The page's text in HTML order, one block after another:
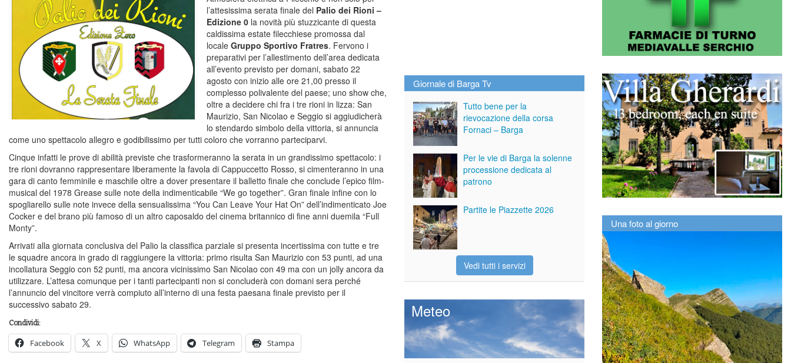
l’attesissima serata finale del Palio dei Rioni –
Edizione 0 la novità più stuzzicante di questa
caldissima estate filecchiese promossa dal
locale Gruppo Sportivo Fratres. Fervono i
preparativi per l’allestimento dell’area dedicata
all’evento previsto per domani, sabato 22
agosto con inizio alle ore 21,00 presso il
complesso polivalente del paese; uno show che,
oltre a decidere chi fra i tre rioni in lizza: San
Maurizio, San Nicolao e Seggio si aggiudicherà
lo stendardo simbolo della vittoria, si annuncia
come uno spettacolo allegro e godibilissimo per tutti coloro che vorranno parteciparvi.
Cinque infatti le prove di abilità previste che trasformeranno la serata in un grandissimo spettacolo: i
tre rioni dovranno rappresentare liberamente la favola di Cappuccetto Rosso, si cimenteranno in una
gara di canto femminile e maschile oltre a dover presentare il balletto finale che conclude l’epico film-
musical del 1978 Grease sulle note della indimenticabile “We go together”. Gran finale infine con lo
spogliarello sulle note invece della sensualissima “You Can Leave Your Hat On” dell’indimenticato Joe
Cocker e del brano più famoso di un altro caposaldo del cinema britannico di fine anni duemila “Full
Monty”.
Arrivati alla giornata conclusiva del Palio la classifica parziale si presenta incertissima con tutte e tre
le squadre ancora in grado di raggiungere la vittoria: primo risulta San Maurizio con 53 punti, ad una
incollatura Seggio con 52 punti, ma ancora vicinissimo San Nicolao con 49 ma con un jolly ancora da
utilizzare. L’attesa comunque per i tanti partecipanti non si concluderà con domani sera perché
l’annuncio del vincitore verrà compiuto all’interno di una festa paesana finale previsto per il
successivo sabato 29.
Condividi:
Facebook X WhatsApp Telegram Stampa
Giornale di Barga Tv
Tutto bene per la
rievocazione della corsa
Fornaci – Barga
Per le vie di Barga la solenne
processione dedicata al
patrono
Partite le Piazzette 2026
Vedi tutti i servizi
Meteo
Una foto al giorno